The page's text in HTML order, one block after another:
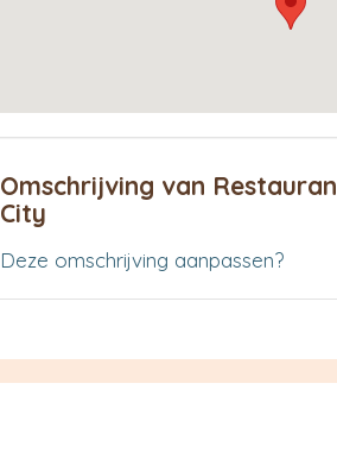
Omschrijving van
City
Deze omschrijving aanpassen?